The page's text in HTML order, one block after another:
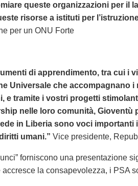
queste organizzazioni per il
risorse a istituti per
per un ONU Forte
di apprendimento, tra cui i
Universale che accompagnano i
e tramite i vostri progetti
nelle loro comunità, Gioventù
in Liberia sono voci importanti
umani.” Vice presidente,
forniscono una presentazione
la consapevolezza, i PSA